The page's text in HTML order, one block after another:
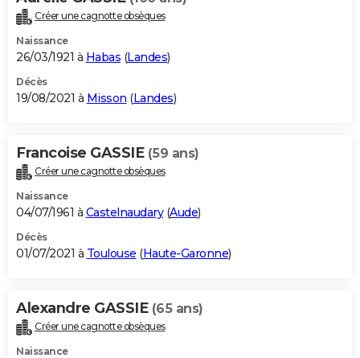
Créer une cagnotte obsèques
Naissance
26/03/1921 à Habas (Landes)
Décès
19/08/2021 à Misson (Landes)
Francoise GASSIE (59 ans)
Créer une cagnotte obsèques
Naissance
04/07/1961 à Castelnaudary(Aude)
Décès
01/07/2021 à Toulouse (Haute-Garonne)
Alexandre GASSIE (65 ans)
Créer une cagnotte obsèques
Naissance